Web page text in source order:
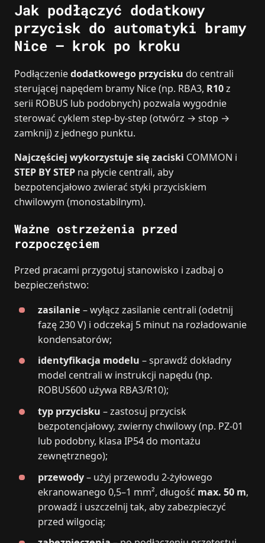
Jak podłączyć dodatkowy
przycisk do automatyki bramy
Nice – krok po kroku
Podłączeniedodatkowego przycisku do centrali
sterującej napędem bramy Nice (np. RBA3, R10z
serii ROBUS lub podobnych) pozwala wygodnie
sterować cyklem step-by-step (otwórz → stop →
zamknij) z jednego punktu.
Najczęściej wykorzystuje się zaciski COMMON i
STEP BY STEP na płycie centrali, aby
bezpotencjałowo zwierać styki przyciskiem
chwilowym (monostabilnym).
Ważne ostrzeżenia przed
rozpoczęciem
Przed pracami przygotuj stanowisko i zadbaj o
bezpieczeństwo:
zasilanie – wyłącz zasilanie centrali (odetnij
fazę 230 V) i odczekaj 5 minut na rozładowanie
kondensatorów;
identyfikacja modelu – sprawdź dokładny
model centrali w instrukcji napędu (np.
ROBUS600 używa RBA3/R10);
typ przycisku – zastosuj przycisk
bezpotencjałowy, zwierny chwilowy (np. PZ-01
lub podobny, klasa IP54 do montażu
zewnętrznego);
przewody– użyj przewodu 2‑żyłowego
ekranowanego 0,5–1 mm², długość max. 50 m,
prowadź i uszczelnij tak, aby zabezpieczyć
przed wilgocią;